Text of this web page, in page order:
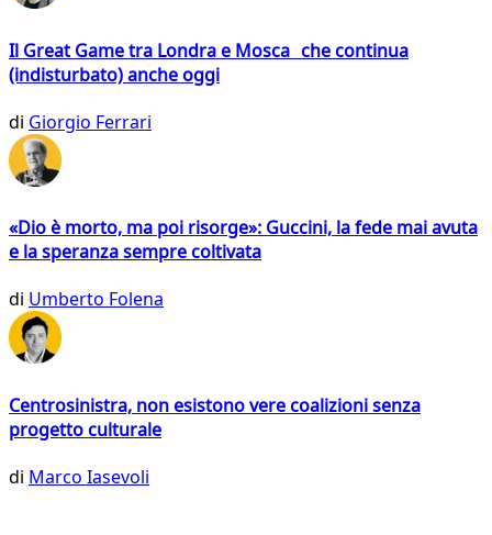
Il Great Game tra Londra e Mosca che continua
(indisturbato) anche oggi
di Giorgio Ferrari
«Dio è morto, ma poi risorge»: Guccini, la fede mai avuta
e la speranza sempre coltivata
di Umberto Folena
Centrosinistra, non esistono vere coalizioni senza
progetto culturale
di Marco Iasevoli